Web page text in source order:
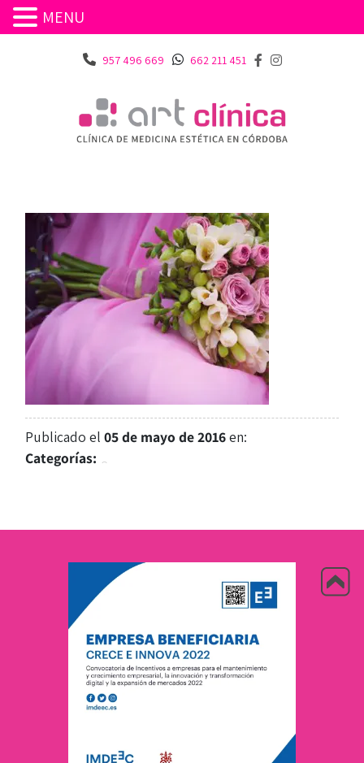
957 496 669 662 211 451
Publicado el05 de mayo de 2016en:
Categorías:
MENU